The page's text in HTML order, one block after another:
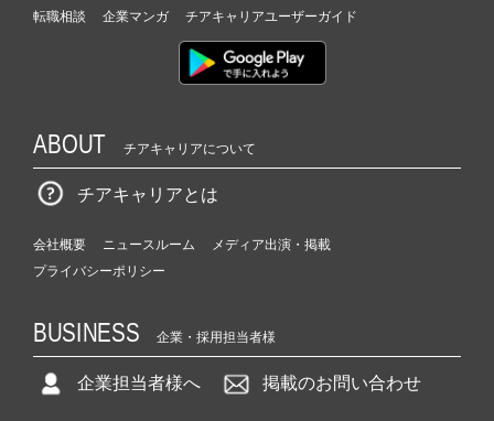
転職相談
企業マンガ チアキャリアユーザーガイド
ABOUT チアキャリアについて
チアキャリアとは
会社概要 ニュースルーム
メディア出演・掲載
プライバシーポリシー
BUSINESS 企業・採用担当者様
企業担当者様へ 掲載のお問い合わせ